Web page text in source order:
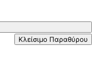
Κλείσιμο Παραθύρου